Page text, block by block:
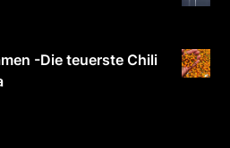
-Die teuerste Chili